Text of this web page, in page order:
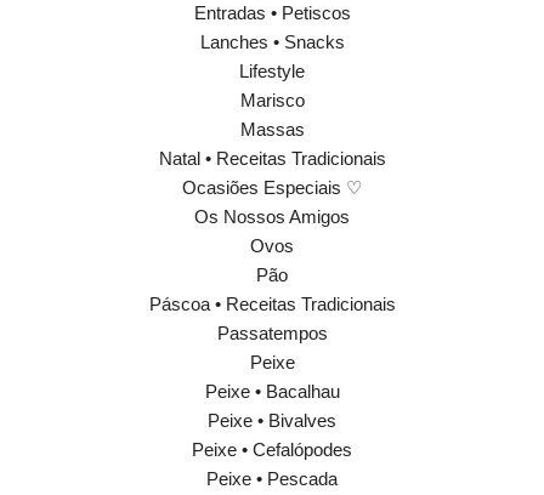
Entradas • Petiscos
Lanches • Snacks
Lifestyle
Marisco
Massas
Natal • Receitas Tradicionais
Ocasiões Especiais ♡
Os Nossos Amigos
Ovos
Pão
Páscoa • Receitas Tradicionais
Passatempos
Peixe
Peixe • Bacalhau
Peixe • Bivalves
Peixe • Cefalópodes
Peixe • Pescada